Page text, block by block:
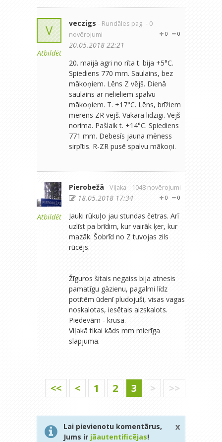
V
Atbildēt
veczigs - Rundāles pag. - 0
novērojumi
0
0
20.05.2018 22:21
20. maijā agri no rīta t. bija +5°C.
Spiediens 770 mm. Saulains, bez
mākoņiem. Lēns Z vējš. Dienā
saulains ar nelieliem spalvu
mākoņiem. T. +17°C. Lēns, brīžiem
mērens ZR vējš. Vakarā līdzīgi. Vējš
norima. Pašlaik t. +14°C. Spiediens
771 mm. Debesīs jauna mēness
sirpītis. R-ZR pusē spalvu mākoņi.
Atbildēt
Pierobežā - Viļaka - 1048 novērojumi
0
0
18.05.2018 17:34
Jauki rūkuļo jau stundas četras. Arī
uzlīst pa brīdim, kur vairāk ķer, kur
mazāk. Šobrīd no Z tuvojas zils
rūcējs.
Žīguros šitais negaiss bija atnesis
pamatīgu gāzienu, pagalmi līdz
potītēm ūdenī pludojuši, visas vagas
noskalotas, iesētais aizskalots.
Piedevām - krusa.
Viļakā tikai kāds mm mierīga
slapjuma.
<< < 1 2 3 > >>
Lai pievienotu komentārus,
Jums ir jāautentificējas!
x